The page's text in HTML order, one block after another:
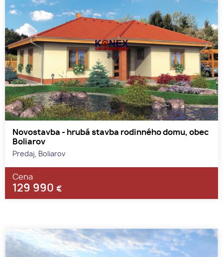
Novostavba - hrubá stavba rodinného domu, obec
Boliarov
Predaj, Boliarov
Cena
129 990 €